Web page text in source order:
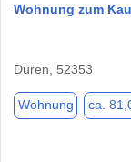
Wohnung zum
Düren, 52353
Wohnung ca.